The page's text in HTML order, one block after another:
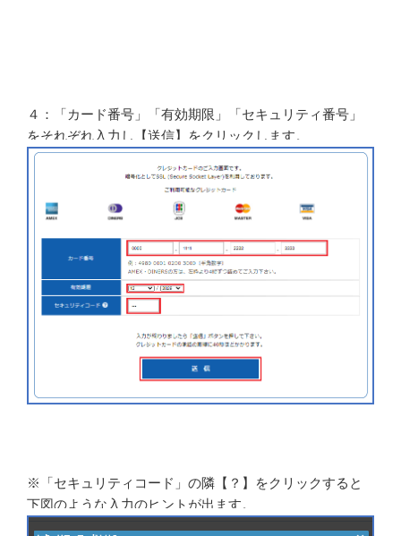
４：「カード番号」「有効期限」「セキュリティ番号」
をそれぞれ入力し【送信】をクリックします。
※「セキュリティコード」の隣【？】をクリックすると
下図のような入力のヒントが出ます。